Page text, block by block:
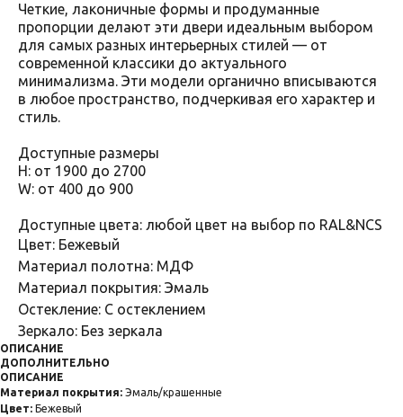
Четкие, лаконичные формы и продуманные
пропорции делают эти двери идеальным выбором
для самых разных интерьерных стилей — от
современной классики до актуального
минимализма. Эти модели органично вписываются
в любое пространство, подчеркивая его характер и
стиль.
Доступные размеры
H: от 1900 до 2700
W: от 400 до 900
Доступные цвета: любой цвет на выбор по RAL&NCS
Цвет: Бежевый
Материал полотна: МДФ
Материал покрытия: Эмаль
Остекление: С остеклением
Зеркало: Без зеркала
ОПИСАНИЕ
ДОПОЛНИТЕЛЬНО
ОПИСАНИЕ
Материал покрытия: Эмаль/крашенные
Цвет: Бежевый